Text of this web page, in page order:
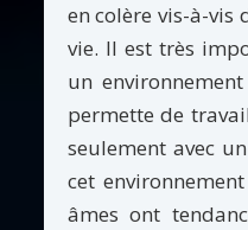
en colère vis-à-vis
vie. Il est très
un
permette de
seulement avec
cet
âmes ont